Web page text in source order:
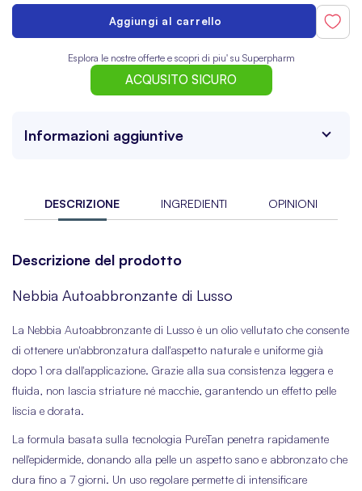
Aggiungi al carrello
Esplora le nostre offerte e scopri di piu' su Superpharm
ACQUSITO SICURO
DESCRIZIONE INGREDIENTI OPINIONI
Descrizione del prodotto
Nebbia Autoabbronzante di Lusso
La Nebbia Autoabbronzante di Lusso è un olio vellutato che consente
di ottenere un'abbronzatura dall'aspetto naturale e uniforme già
dopo 1 ora dall'applicazione. Grazie alla sua consistenza leggera e
fluida, non lascia striature né macchie, garantendo un effetto pelle
liscia e dorata.
La formula basata sulla tecnologia PureTan penetra rapidamente
nell'epidermide, donando alla pelle un aspetto sano e abbronzato che
dura fino a 7 giorni. Un uso regolare permette di intensificare
Informazioni aggiuntive